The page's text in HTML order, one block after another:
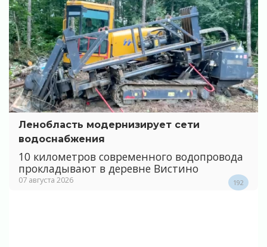
Ленобласть модернизирует сети
водоснабжения
10 километров современного водопровода
прокладывают в деревне Вистино
07 августа 2026 192